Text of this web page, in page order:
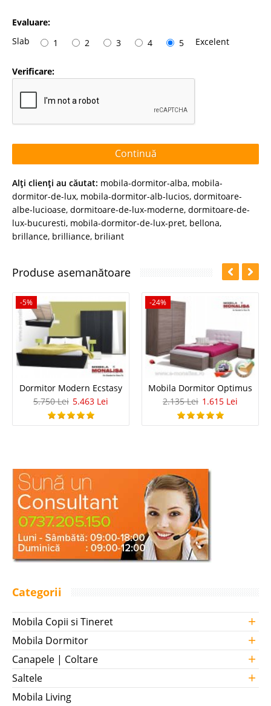
Evaluare:
Slab
1 2 3 4 5 Excelent
Verificare:
Continuă
Alţi clienţi au căutat: mobila-dormitor-alba, mobila-
dormitor-de-lux, mobila-dormitor-alb-lucios, dormitoare-
albe-lucioase, dormitoare-de-lux-moderne, dormitoare-de-
lux-bucuresti, mobila-dormitor-de-lux-pret, bellona,
brillance, brilliance, briliant
Produse asemanătoare
-5%
Dormitor Modern Ecstasy
5.750 Lei 5.463 Lei
-24%
Mobila Dormitor Optimus
2.135 Lei 1.615 Lei
Categorii
Mobila Copii si Tineret +
Mobila Dormitor +
Canapele | Coltare +
Saltele +
Mobila Living